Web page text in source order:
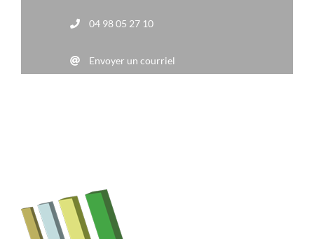
04 98 05 27 10
Envoyer un courriel